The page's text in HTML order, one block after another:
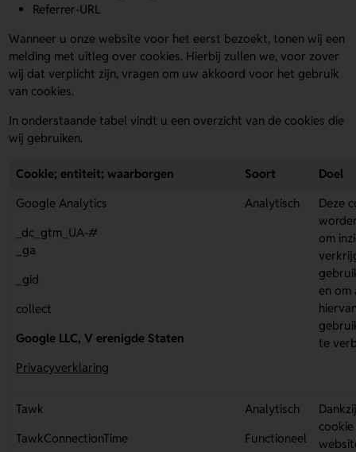
Referrer-URL
Wanneer u onze website voor het eerst bezoekt, tonen wij een
melding met uitleg over cookies. Hierbij zullen we, voor zover
wij dat verplicht zijn, vragen om uw akkoord voor het gebruik
van cookies.
In onderstaande tabel vindt u een overzicht van de cookies die
wij gebruiken.
Cookie; entiteit; waarborgen Soort
Doel
Google Analytics
_dc_gtm_UA-#
_ga
_gid
collect
Google LLC, V erenigde Staten
Privacyverklaring
Analytisch
Deze
om
en om
te
Tawk
TawkConnectionTime
Analytisch
Functioneel